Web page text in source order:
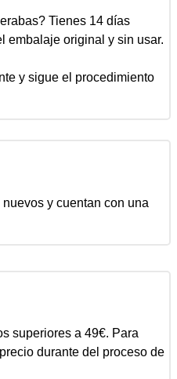
Tienes 14 días
embalaje original y sin usar.
y sigue el procedimiento
y cuentan con una
superiores a 49€. Para
durante del proceso de